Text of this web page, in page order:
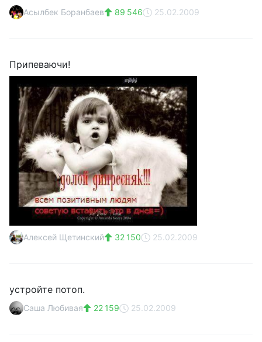
Асылбек Боранбаев 89 546 25.02.2009
Припеваючи!
Алексей Щетинский 32 150 25.02.2009
устройте потоп.
Саша Любивая 22 159 25.02.2009